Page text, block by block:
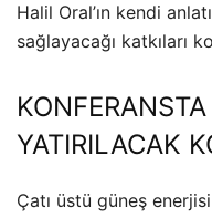
Halil Oral’ın kendi
sağlayacağı katkıları
YATIRILACAK
Çatı üstü güneş